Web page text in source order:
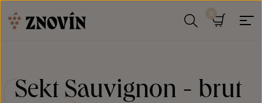
Sekt Sauvignon - brut